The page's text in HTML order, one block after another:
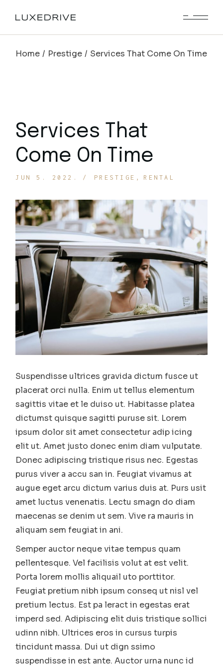
Home Prestige Services That Come On Time
Services That
Come On Time
JUN 5. 2022. PRESTIGE RENTAL
Suspendisse ultrices gravida dictum fusce ut
placerat orci nulla. Enim ut tellus elementum
sagittis vitae et le duiso ut. Habitasse platea
dictumst quisque sagitti puruse sit. Lorem
ipsum dolor sit amet consectetur adip icing
elit ut. Amet justo donec enim diam vulputate.
Donec adipiscing tristique risus nec. Egestas
purus viver a accu san in. Feugiat vivamus at
augue eget arcu dictum varius duis at. Purs usit
amet luctus venenatis. Lectu smagn do diam
maecenas se denim ut sem. Vive ra mauris in
aliquam sem feugiat in ani.
Semper auctor neque vitae tempus quam
pellentesque. Vel facilisis volut at est velit.
Porta lorem mollis aliquail uto porttitor.
Feugiat pretium nibh ipsum conseq ut nisl vel
pretium lectus. Est pa leract in egestas erat
imperd sed. Adipiscing elit duis tristique sollici
udinn nibh. Ultrices eros in cursus turpis
tincidunt massa. Dui ut dign ssimo
suspendisse in est ante. Auctor urna nunc id